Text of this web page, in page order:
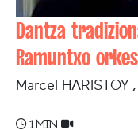
Dantza
Ramuntxo
Marcel HARISTOY
1 min